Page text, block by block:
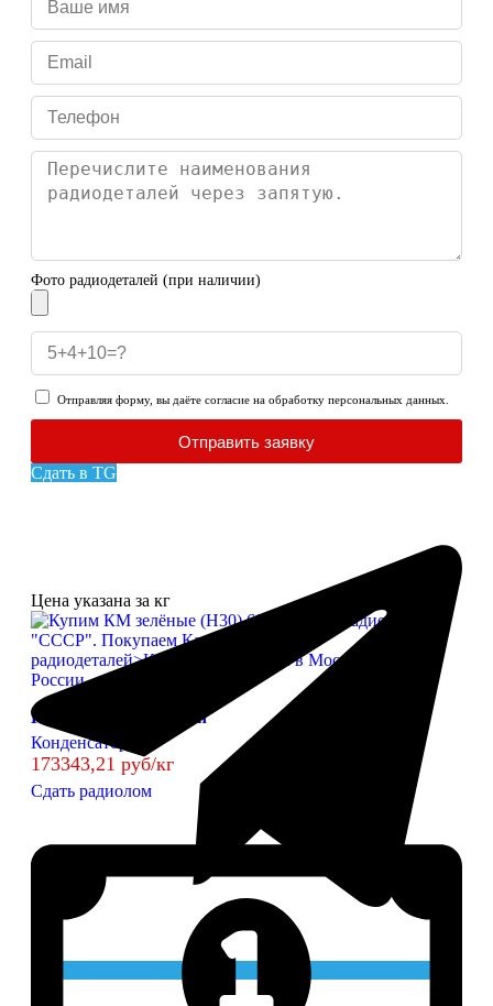
Фото радиодеталей (при наличии)
Отправляя форму, вы даёте согласие на обработку персональных данных.
Отправить заявку
Сдать в TG
Цена указана за кг
КМ зелёные (Н30) 68n
Конденсаторы
173343,21 руб/кг
Сдать радиолом